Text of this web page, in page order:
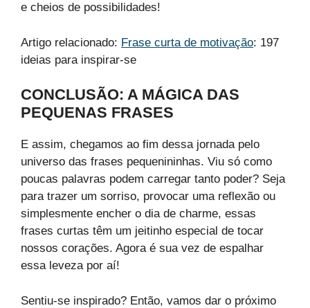
e cheios de possibilidades!
Artigo relacionado: Frase curta de motivação: 197
ideias para inspirar-se
CONCLUSÃO: A MÁGICA DAS
PEQUENAS FRASES
E assim, chegamos ao fim dessa jornada pelo
universo das frases pequenininhas. Viu só como
poucas palavras podem carregar tanto poder? Seja
para trazer um sorriso, provocar uma reflexão ou
simplesmente encher o dia de charme, essas
frases curtas têm um jeitinho especial de tocar
nossos corações. Agora é sua vez de espalhar
essa leveza por aí!
Sentiu-se inspirado? Então, vamos dar o próximo